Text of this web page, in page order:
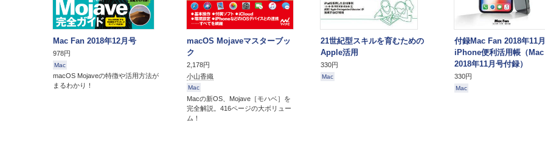
Mac Fan 2018年12月号
978円
Mac
macOS Mojaveの特徴や活用方法が
まるわかり！
macOS Mojaveマスターブッ
ク
2,178円
小山香織
Mac
Macの新OS、Mojave［モハベ］を
完全解説。416ページの大ボリュー
ム！
21世紀型スキルを育むための
Apple活用
330円
Mac
付録Mac Fan 2018年11
iPhone便利活用帳（
2018年11月号付録）
330円
Mac